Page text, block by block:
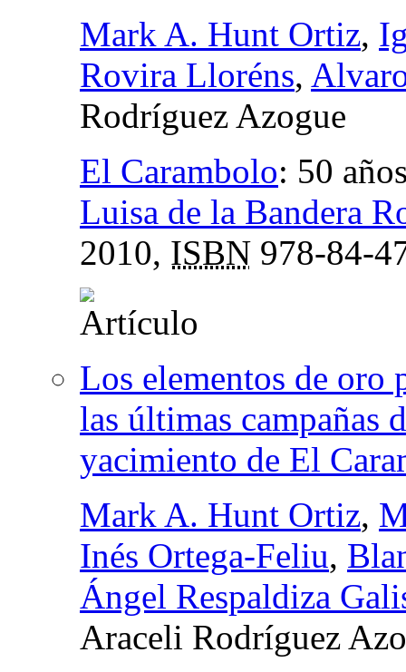
Mark A. Hunt Ortiz,
Rovira Lloréns,
Rodríguez Azogue
El Carambolo: 50
Luisa de la Bandera
2010, ISBN 978-84-
Los elementos de oro
las últimas campañas
yacimiento de El
Mark A. Hunt Ortiz,
Inés Ortega-Feliu,
Ángel Respaldiza
Araceli Rodríguez